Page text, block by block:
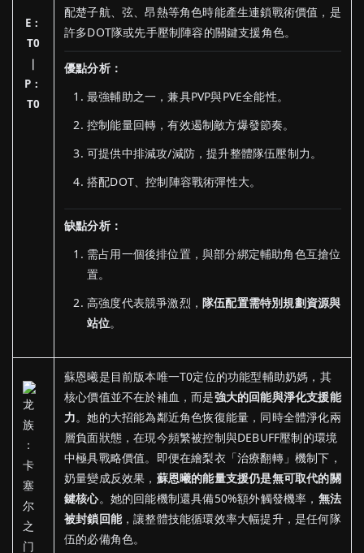
E：
T0
｜
P：
T0
配楚子航、弦、昂熱等角色時能產生連鎖戰術價值，是
許多DOT隊或先手壓制陣容的關鍵支援角色。
優點分析：
最強輔助之一，兼具PVP與PVE全能性。
控制能量回轉，有效遏制敵方爆發節奏。
可提供中排減攻/減防，提升整體隊伍壓制力。
搭配DOT、控制陣容戰術彈性大。
缺點分析：
需占用一個後排位置，與部分綁定輔助角色互搶位
置。
高強度代表競爭激烈， 隊伍配置需特別規劃資源與
站位。
蘇恩曦是目前版本唯一T0定位的功能型輔助奶媽，其
核心價值並不在於補血，而是強大的回能與淨化支援能
力。她的大招能為鄰近角色恢復能量，同時全體淨化兩
層負面狀態，在現今頻繁被控制與DEBUFF壓制的環境
中極具戰略價值。即便在繪梨衣「治療翻轉」機制下，
奶量變成反效果， 蘇恩曦的能量支援仍是無可取代的關
鍵核心。她的回能機制還具備50%額外觸發機率， 無法
被封鎖回能，讓整體技能循環效率大幅提升，是任何隊
伍的必備角色。